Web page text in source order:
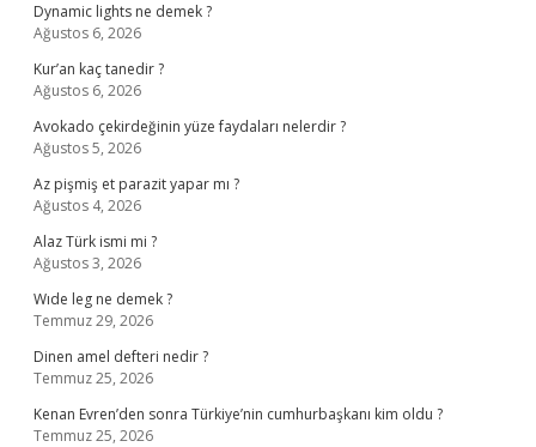
Dynamic lights ne demek ?
Ağustos 6, 2026
Kur’an kaç tanedir ?
Ağustos 6, 2026
Avokado çekirdeğinin yüze faydaları nelerdir ?
Ağustos 5, 2026
Az pişmiş et parazit yapar mı ?
Ağustos 4, 2026
Alaz Türk ismi mi ?
Ağustos 3, 2026
Wıde leg ne demek ?
Temmuz 29, 2026
Dinen amel defteri nedir ?
Temmuz 25, 2026
Kenan Evren’den sonra Türkiye’nin cumhurbaşkanı kim oldu ?
Temmuz 25, 2026